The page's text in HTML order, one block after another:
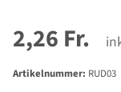
2,26 Fr.
Artikelnummer: RUD03